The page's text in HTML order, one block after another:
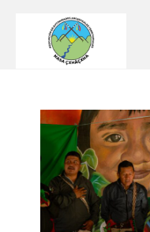
contenido